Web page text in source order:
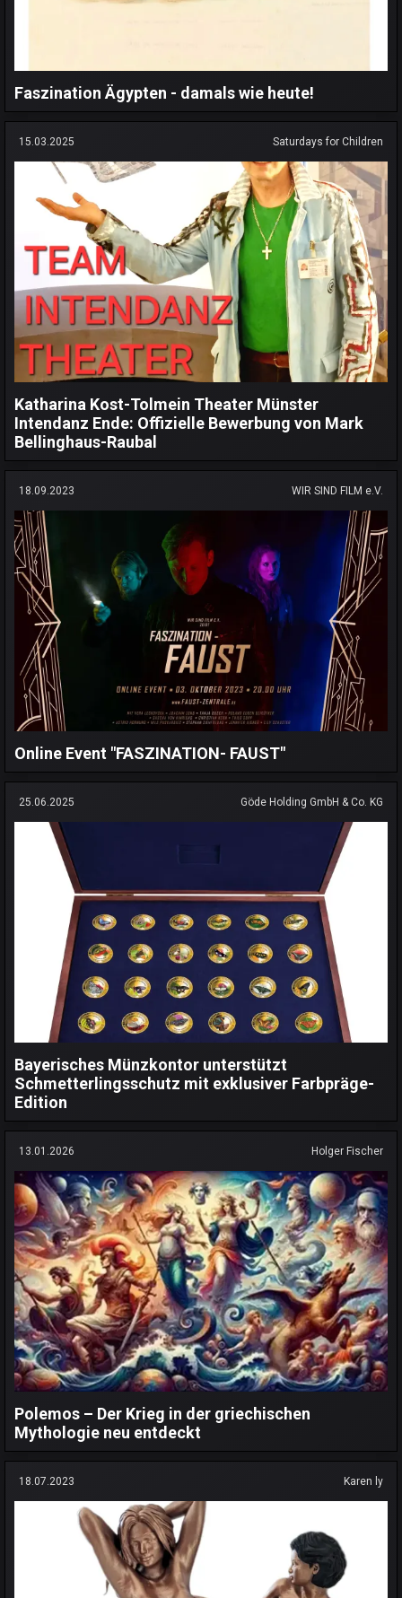
Faszination Ägypten - damals wie heute!
15.03.2025 Saturdays for Children
Katharina Kost-Tolmein Theater Münster
Intendanz Ende: Offizielle Bewerbung von Mark
Bellinghaus-Raubal
18.09.2023 WIR SIND FILM e.V.
Online Event "FASZINATION- FAUST"
25.06.2025 Göde Holding GmbH & Co. KG
Bayerisches Münzkontor unterstützt
Schmetterlingsschutz mit exklusiver Farbpräge-
Edition
13.01.2026 Holger Fischer
Polemos – Der Krieg in der griechischen
Mythologie neu entdeckt
18.07.2023 Karen ly